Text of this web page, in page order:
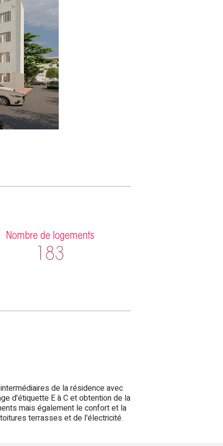
Nombre de logements
183
de la résidence avec
d’étiquette E à C et obtention de la
mais également le confort et la
terrasses et de l'électricité.